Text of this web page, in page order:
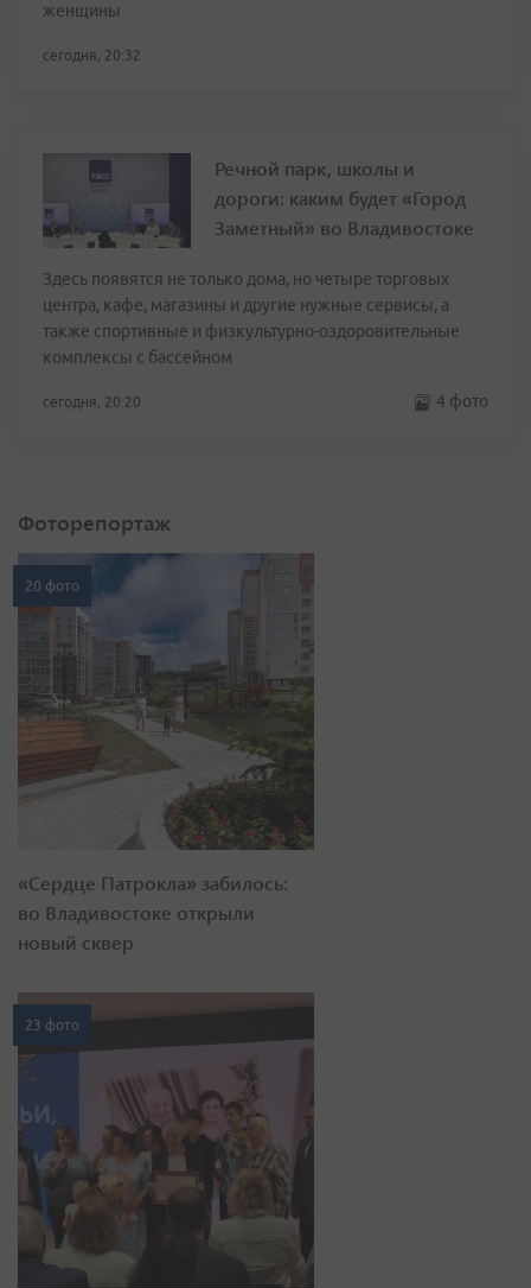
женщины
сегодня, 20:32
Речной парк, школы и
дороги: каким будет «Город
Заметный» во Владивостоке
Здесь появятся не только дома, но четыре торговых
центра, кафе, магазины и другие нужные сервисы, а
также спортивные и физкультурно-оздоровительные
комплексы с бассейном
сегодня, 20:20 4 фото
Фоторепортаж
20 фото
«Сердце Патрокла» забилось:
во Владивостоке открыли
новый сквер
23 фото